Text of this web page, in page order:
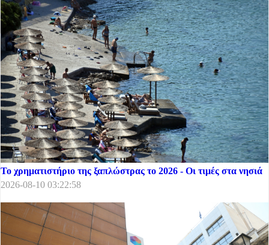
Το χρηματιστήριο της ξαπλώστρας το 2026 - Οι τιμές στα νησιά
2026-08-10 03:22:58